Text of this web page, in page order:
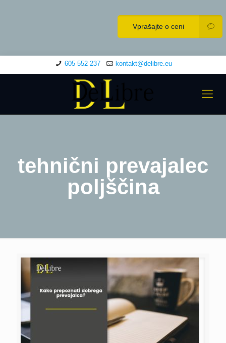
Vprašajte o ceni
605 552 237 kontakt@delibre.eu
tehnični prevajalec
poljščina